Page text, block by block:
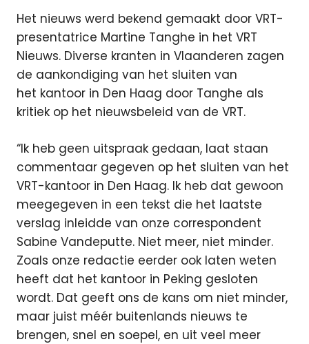
Het nieuws werd bekend gemaakt door VRT-
presentatrice Martine Tanghe in het VRT
Nieuws. Diverse kranten in Vlaanderen zagen
de aankondiging van het sluiten van
het kantoor in Den Haag door Tanghe als
kritiek op het nieuwsbeleid van de VRT.
“Ik heb geen uitspraak gedaan, laat staan
commentaar gegeven op het sluiten van het
VRT-kantoor in Den Haag. Ik heb dat gewoon
meegegeven in een tekst die het laatste
verslag inleidde van onze correspondent
Sabine Vandeputte. Niet meer, niet minder.
Zoals onze redactie eerder ook laten weten
heeft dat het kantoor in Peking gesloten
wordt. Dat geeft ons de kans om niet minder,
maar juist méér buitenlands nieuws te
brengen, snel en soepel, en uit veel meer